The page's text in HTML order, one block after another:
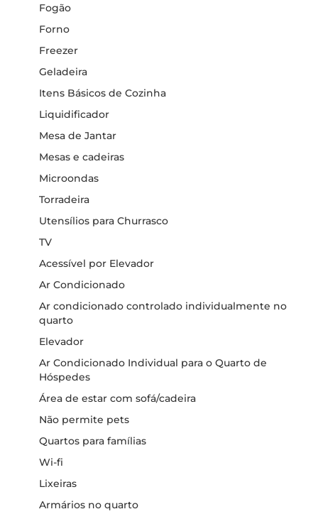
Fogão
Forno
Freezer
Geladeira
Itens Básicos de Cozinha
Liquidificador
Mesa de Jantar
Mesas e cadeiras
Microondas
Torradeira
Utensílios para Churrasco
TV
Acessível por Elevador
Ar Condicionado
Ar condicionado controlado individualmente no
quarto
Elevador
Ar Condicionado Individual para o Quarto de
Hóspedes
Área de estar com sofá/cadeira
Não permite pets
Quartos para famílias
Wi-fi
Lixeiras
Armários no quarto